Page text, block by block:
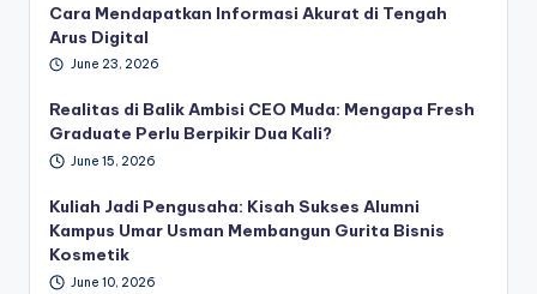
Cara Mendapatkan Informasi Akurat di Tengah
Arus Digital
June 23, 2026
Realitas di Balik Ambisi CEO Muda: Mengapa Fresh
Graduate Perlu Berpikir Dua Kali?
June 15, 2026
Kuliah Jadi Pengusaha: Kisah Sukses Alumni
Kampus Umar Usman Membangun Gurita Bisnis
Kosmetik
June 10, 2026